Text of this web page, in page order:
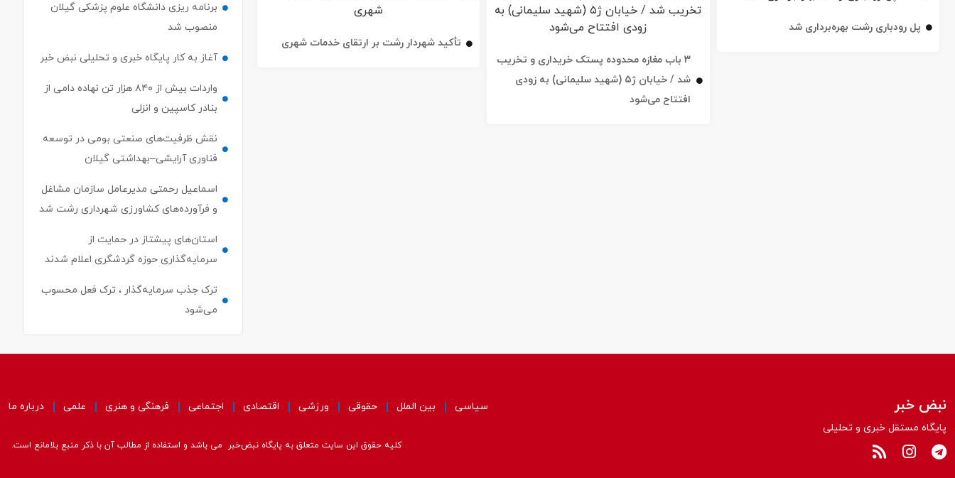
پل رودباری رشت بهره‌برداری شد
۳ باب مغازه محدوده پستک خریداری و تخریب
شد / خیابان ژ۵ (شهید سلیمانی) به زودی
افتتاح می‌شود
تأکید شهردار رشت بر ارتقای خدمات شهری
برنامه ریزی دانشگاه علوم پزشکی گیلان
منصوب شد
آغاز به کار پایگاه خبری و تحلیلی نبض خبر
واردات بیش از ۸۴۰ هزار تن نهاده دامی از
بنادر كاسپین و انزلی
نقش ظرفیت‌های صنعتی بومی در توسعه
فناوری آرایشی–بهداشتی گیلان
اسماعیل رحمتی مدیرعامل سازمان مشاغل
و فرآورده‌های کشاورزی شهرداری رشت شد
استان‌های پیشتاز در حمایت از
سرمایه‌گذاری حوزه گردشگری اعلام شدند
ترک جذب سرمایه‌گذار ، ترک فعل محسوب
می‌شود
نبض خبر
پایگاه مستقل خبری و تحلیلی
سیاسی بین الملل حقوقی ورزشی اقتصادی اجتماعی فرهنگی و هنری علمی درباره ما
کلیه حقوق این سایت متعلق به پایگاه نبض‌خبر می باشد و استفاده از مطالب آن با ذکر منبع بلامانع است.